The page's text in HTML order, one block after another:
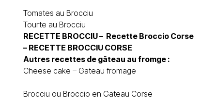
Tomates au Brocciu
Tourte au Brocciu
RECETTE BROCCIU – Recette Broccio Corse
– RECETTE BROCCIU CORSE
Autres recettes de gâteau au fromge :
Cheese cake – Gateau fromage
Brocciu ou Broccio en Gateau Corse